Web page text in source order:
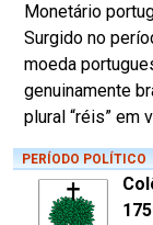
Monetário
Surgido no
moeda
genuinamente
plural “réis” em
PERÍODO POLÍTICO